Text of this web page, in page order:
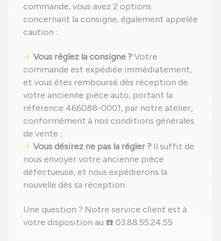
commande, vous avez 2 options
concernant la consigne, également appelée
caution :
Vous réglez la consigne ?Votre
commande est expédiée immédiatement,
et vous êtes remboursé dès réception de
votre ancienne pièce auto, portant la
référence 466088-0001, par notre atelier,
conformément à nos conditions générales
de vente ;
Vous désirez ne pas la régler ? Il suffit de
nous envoyer votre ancienne pièce
défectueuse, et nous expédierons la
nouvelle dès sa réception.
Une question ? Notre service client est à
votre disposition au ☎️ 03.88.55.24.55